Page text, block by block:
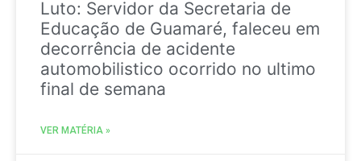
Luto: Servidor da Secretaria de
Educação de Guamaré, faleceu em
decorrência de acidente
automobilistico ocorrido no ultimo
final de semana
VER MATÉRIA »